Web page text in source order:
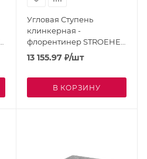
Угловая Ступень
клинкерная -
флорентинер STROEHER
Keraplatte Aera Camaro
13 155.97₽/шт
В КОРЗИНУ